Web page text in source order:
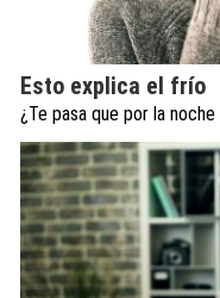
Esto explica el frío
¿Te pasa que por la